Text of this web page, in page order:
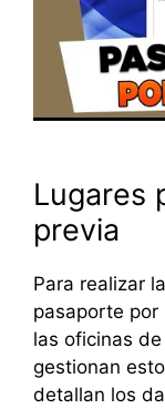
Lugares
previa
Para realizar
pasaporte por
las oficinas
gestionan
detallan los